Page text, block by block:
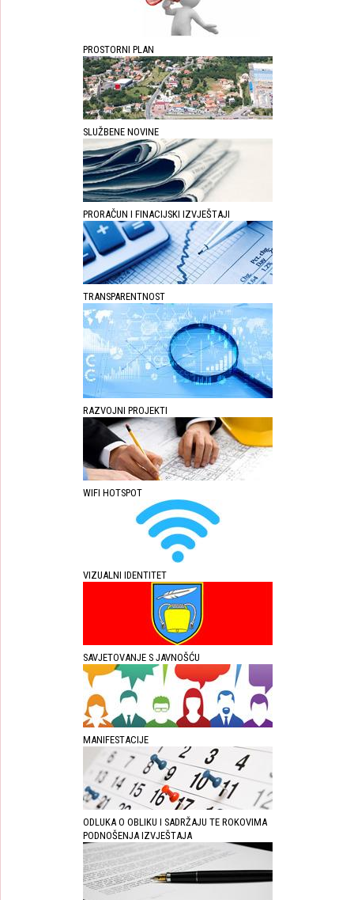
PROSTORNI PLAN
SLUŽBENE NOVINE
PRORAČUN I FINACIJSKI IZVJEŠTAJI
TRANSPARENTNOST
RAZVOJNI PROJEKTI
WIFI HOTSPOT
VIZUALNI IDENTITET
SAVJETOVANJE S JAVNOŠĆU
MANIFESTACIJE
ODLUKA O OBLIKU I SADRŽAJU TE ROKOVIMA
PODNOŠENJA IZVJEŠTAJA